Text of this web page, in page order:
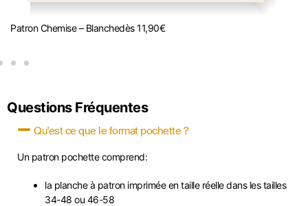
Patron Chemise – Blanchedès11,90€
Questions Fréquentes
Qu'est ce que le format pochette ?
Un patron pochette comprend:
la planche à patron imprimée en taille réelle dans les tailles
34-48 ou 46-58